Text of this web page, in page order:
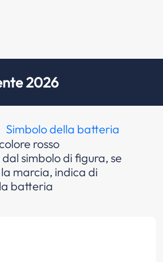
2026
Simbolo della batteria
rosso
simbolo di figura, se
marcia, indica di
batteria